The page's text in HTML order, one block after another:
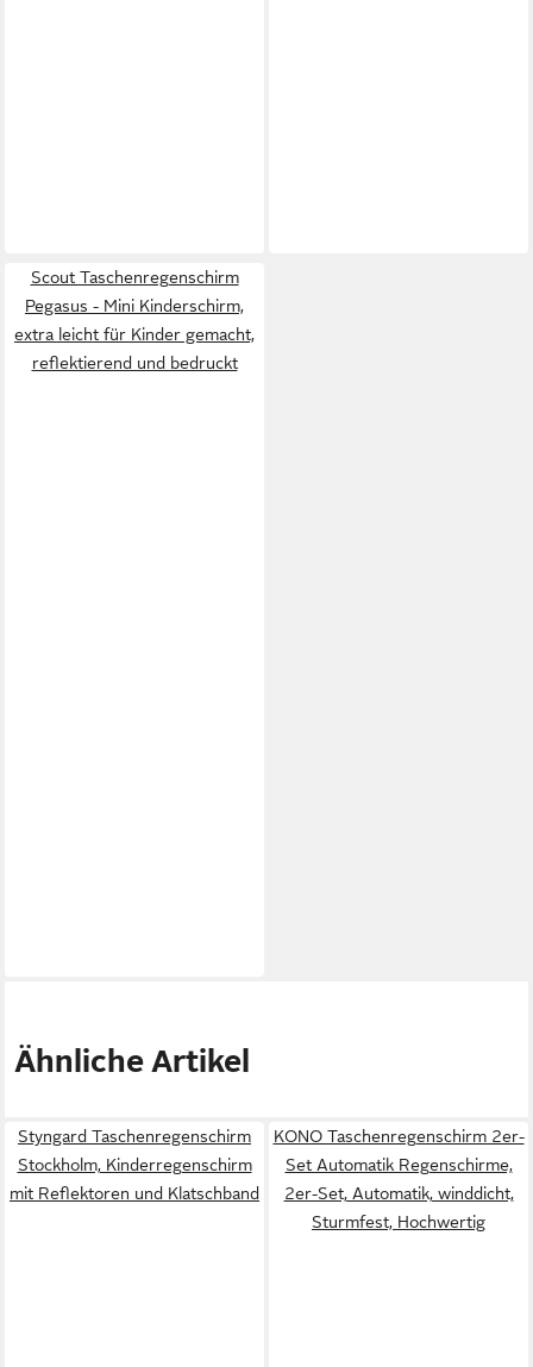
Scout Taschenregenschirm
Pegasus - Mini Kinderschirm,
extra leicht für Kinder gemacht,
reflektierend und bedruckt
Ähnliche Artikel
Styngard Taschenregenschirm
Stockholm, Kinderregenschirm
mit Reflektoren und Klatschband
KONO Taschenregenschirm 2er-
Set Automatik Regenschirme,
2er-Set, Automatik, winddicht,
Sturmfest, Hochwertig